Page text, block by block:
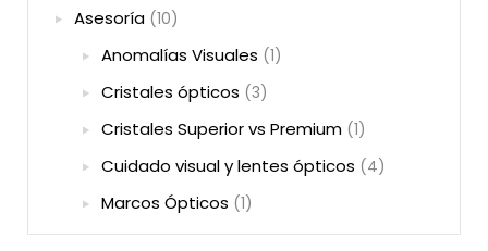
Asesoría (10)
Anomalías Visuales (1)
Cristales ópticos (3)
Cristales Superior vs Premium (1)
Cuidado visual y lentes ópticos (4)
Marcos Ópticos (1)